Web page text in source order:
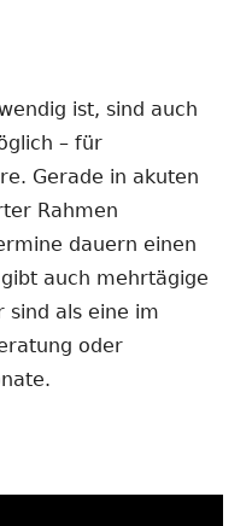
ist, sind auch
– für
Gerade in akuten
Rahmen
dauern einen
auch mehrtägige
sind als eine im
oder